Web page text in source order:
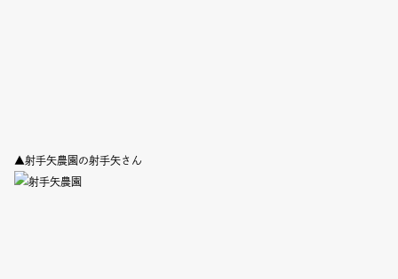
▲射手矢農園の射手矢さん